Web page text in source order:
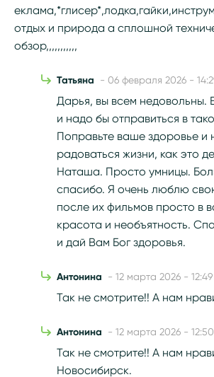
отдых и природа а сплошной
обзор,,,,,,,,,,,
Татьяна - 06 февраля 2026 -
Дарья, вы всем недовольны.
и надо бы отправиться в
Поправьте ваше здоровье и
радоваться жизни, как это
Наташа. Просто умницы.
спасибо. Я очень люблю
после их фильмов просто в
красота и необъятность.
и дай Вам Бог здоровья.
Антонина - 12 марта 2026 - 12:49
Так не смотрите!! А нам
Антонина - 12 марта 2026 - 12:50
Так не смотрите!! А нам
Новосибирск.